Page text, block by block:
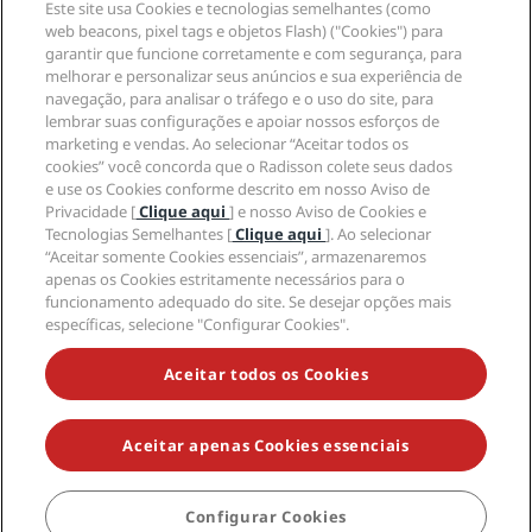
Hotéis Sports Approved
Hotéis familiares
Saúde e segurança
Mídia
Carreiras no RHG
Carreiras na PPHE
Carreiras EHL
The Club by RHG
Oportunidades de desenvolvimento
Empresa responsável
Compras
Centro de Privacidade
Aviso legal
Termos e condições do Radisson Rewards
Termos de utilização do site
Acessibilidade Digital
Declaração de escravidão moderna
Ajuda
Alertas ao consumidor
Contato
Perguntas frequentes (FAQ)
Mapa do site
Mídia social
Marcas do Radisson Hotels
NÃO PERCA AS NOSSAS MAIORES OFERTAS
© 2026 Radisson Hotel Group.Todos os direitos reservados. RHG
Radisson Hotel Group, Radisson, Radisson RED, Radisson Blu, Radisson
Collection, Radisson Individuals, Park Plaza, Park Inn, Country Inn &
Suites, Prize by Radisson, Radisson Rewards e Radisson Meetings são
marcas registradas do Radisson Hotel Group.
Este site usa Cookies e tecnologias semelhantes (como
web beacons, pixel tags e objetos Flash) ("Cookies") para
garantir que funcione corretamente e com segurança, para
melhorar e personalizar seus anúncios e sua experiência de
navegação, para analisar o tráfego e o uso do site, para
lembrar suas configurações e apoiar nossos esforços de
marketing e vendas. Ao selecionar “Aceitar todos os
cookies” você concorda que o Radisson colete seus dados
e use os Cookies conforme descrito em nosso Aviso de
Privacidade [Clique aqui] e nosso Aviso de Cookies e
Tecnologias Semelhantes [Clique aqui]. Ao selecionar
“Aceitar somente Cookies essenciais”, armazenaremos
apenas os Cookies estritamente necessários para o
funcionamento adequado do site. Se desejar opções mais
específicas, selecione "Configurar Cookies".
Aceitar todos os Cookies
Aceitar apenas Cookies essenciais
Configurar Cookies